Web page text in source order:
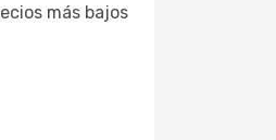
más bajos